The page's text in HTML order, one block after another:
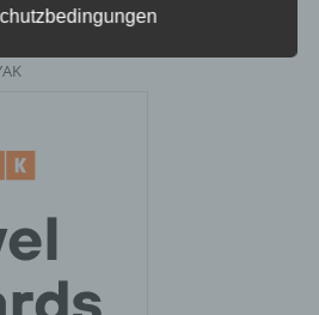
UNLIMITED
automatisierten
eine natürliche Person
Vorlieben, Interessen,
Aufenthaltsort oder